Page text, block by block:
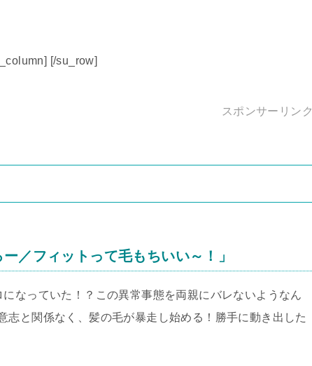
[/su_row]
スポンサーリンク
／フィットって毛もちいい～！」
なっていた！？この異常事態を両親にバレないようなん
志と関係なく、髪の毛が暴走し始める！勝手に動き出した